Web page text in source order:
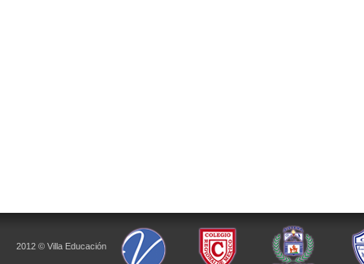
2012 © Villa Educación